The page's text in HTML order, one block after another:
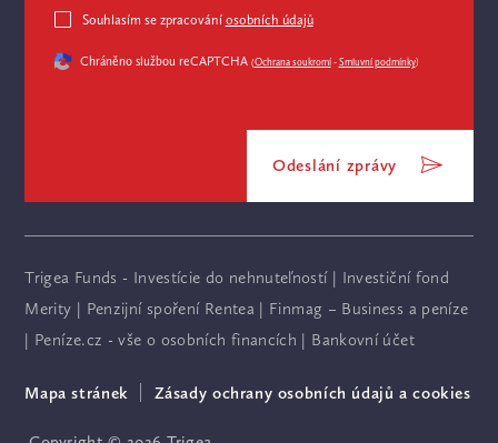
Souhlasím se zpracování osobních údajů
Chráněno službou reCAPTCHA (Ochrana soukromí-Smluvní podmínky)
Odeslání zprávy
Trigea Funds - Investície do nehnuteľností| Investiční fond
Merity | Penzijní spoření Rentea| Finmag – Business a peníze
| Peníze.cz - vše o osobních financích | Bankovní účet
Mapa stránek Zásady ochrany osobních údajů a cookies